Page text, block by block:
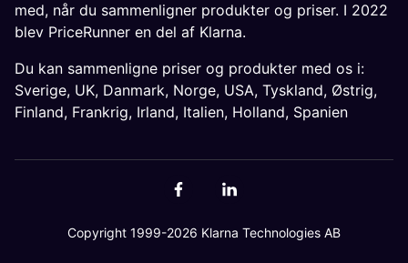
med, når du sammenligner produkter og priser. I 2022
blev PriceRunner en del af Klarna.
Du kan sammenligne priser og produkter med os i:
Sverige, UK, Danmark, Norge, USA, Tyskland, Østrig,
Finland, Frankrig, Irland, Italien, Holland, Spanien
Copyright 1999-2026 Klarna Technologies AB